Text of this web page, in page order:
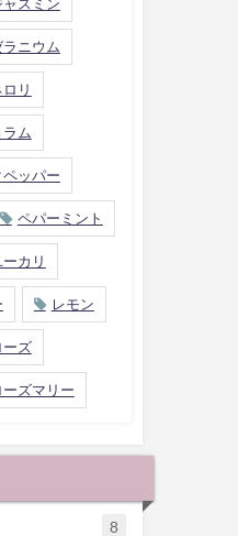
ャスミン
ラニウム
ロリ
ラム
ペッパー
ペパーミント
ーカリ
レモン
ーズ
ーズマリー
8